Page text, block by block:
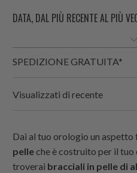
SPEDIZIONE GRATUITA*
Visualizzati di recente
Dai al tuo orologio un aspetto
pelleche è costruito per il
troverai bracciali in pelle di